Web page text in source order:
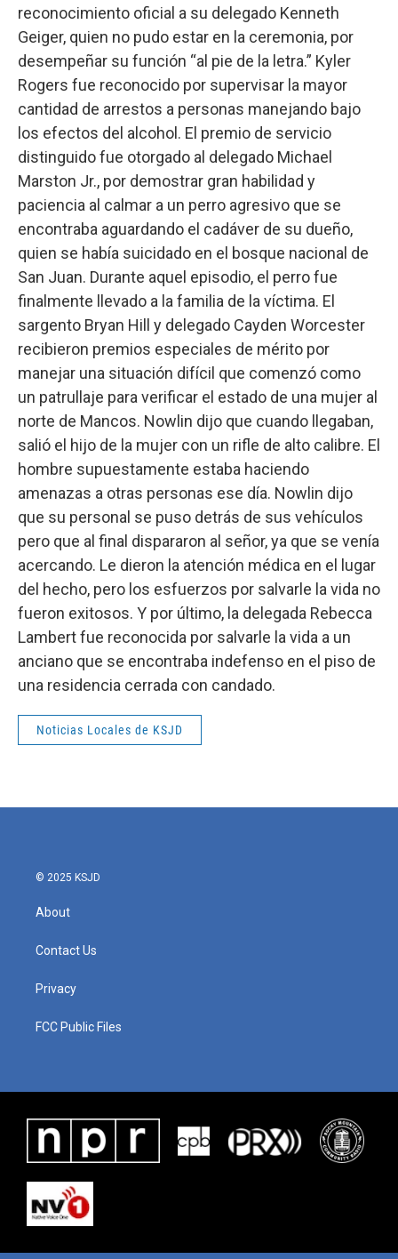
reconocimiento oficial a su delegado Kenneth
Geiger, quien no pudo estar en la ceremonia, por
desempeñar su función “al pie de la letra.” Kyler
Rogers fue reconocido por supervisar la mayor
cantidad de arrestos a personas manejando bajo
los efectos del alcohol. El premio de servicio
distinguido fue otorgado al delegado Michael
Marston Jr., por demostrar gran habilidad y
paciencia al calmar a un perro agresivo que se
encontraba aguardando el cadáver de su dueño,
quien se había suicidado en el bosque nacional de
San Juan. Durante aquel episodio, el perro fue
finalmente llevado a la familia de la víctima. El
sargento Bryan Hill y delegado Cayden Worcester
recibieron premios especiales de mérito por
manejar una situación difícil que comenzó como
un patrullaje para verificar el estado de una mujer al
norte de Mancos. Nowlin dijo que cuando llegaban,
salió el hijo de la mujer con un rifle de alto calibre. El
hombre supuestamente estaba haciendo
amenazas a otras personas ese día. Nowlin dijo
que su personal se puso detrás de sus vehículos
pero que al final dispararon al señor, ya que se venía
acercando. Le dieron la atención médica en el lugar
del hecho, pero los esfuerzos por salvarle la vida no
fueron exitosos. Y por último, la delegada Rebecca
Lambert fue reconocida por salvarle la vida a un
anciano que se encontraba indefenso en el piso de
una residencia cerrada con candado.
Noticias Locales de KSJD
© 2025 KSJD
About
Contact Us
Privacy
FCC Public Files